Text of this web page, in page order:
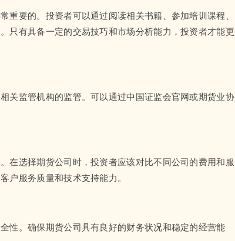
要的。投资者可以通过阅读相关书籍、参加培训课程、
只有具备一定的交易技巧和市场分析能力，投资者才能更
关监管机构的监管。可以通过中国证监会官网或期货业协
在选择期货公司时，投资者应该对比不同公司的费用和服
户服务质量和技术支持能力。
性。确保期货公司具有良好的财务状况和稳定的经营能